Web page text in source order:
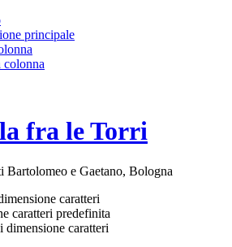
principale
colonna
fra le Torri
Bartolomeo e Gaetano, Bologna